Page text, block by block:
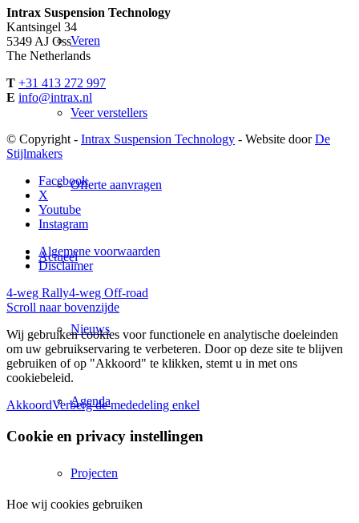
Veren
Veer verstellers
Offerte aanvragen
Actueel
Nieuws
Agenda
Projecten
Intrax Suspension Technology
Kantsingel 34
5349 AJ Oss
The Netherlands
T +31 413 272 997
E info@intrax.nl
© Copyright - Intrax Suspension Technology - Website doorDe
Stijlmakers
Facebook
X
Youtube
Instagram
Algemene voorwaarden
Disclaimer
4-weg Rally4-weg Off-road
Scroll naar bovenzijde
Wij gebruiken cookies voor functionele en analytische doeleinden
om uw gebruikservaring te verbeteren. Door op deze site te blijven
gebruiken of op "Akkoord" te klikken, stemt u in met ons
cookiebeleid.
AkkoordVerberg de mededeling enkel
Cookie en privacy instellingen
Hoe wij cookies gebruiken